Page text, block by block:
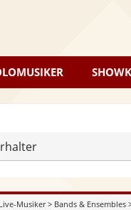
Live-Musiker> Bands & Ensembles